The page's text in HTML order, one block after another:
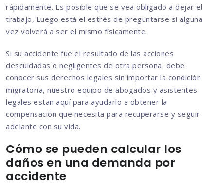
rápidamente. Es posible que se vea obligado a dejar el
trabajo, Luego está el estrés de preguntarse si alguna
vez volverá a ser el mismo físicamente.
Si su accidente fue el resultado de las acciones
descuidadas o negligentes de otra persona, debe
conocer sus derechos legales sin importar la condición
migratoria, nuestro equipo de abogados y asistentes
legales estan aquí para ayudarlo a obtener la
compensación que necesita para recuperarse y seguir
adelante con su vida.
Cómo se pueden calcular los
daños en una demanda por
accidente